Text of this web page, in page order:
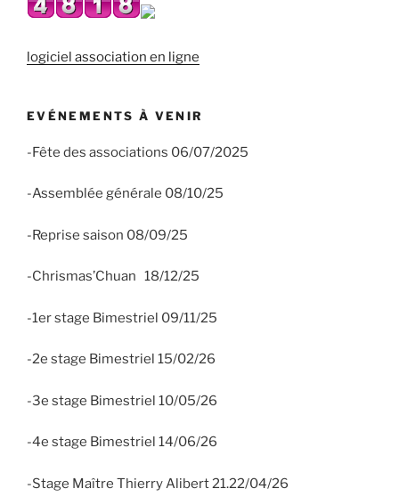
logiciel association en ligne
EVÉNEMENTS À VENIR
-Fête des associations 06/07/2025
-Assemblée générale 08/10/25
-Reprise saison 08/09/25
-Chrismas’Chuan 18/12/25
-1er stage Bimestriel 09/11/25
-2e stage Bimestriel 15/02/26
-3e stage Bimestriel 10/05/26
-4e stage Bimestriel 14/06/26
-Stage Maître Thierry Alibert 21.22/04/26